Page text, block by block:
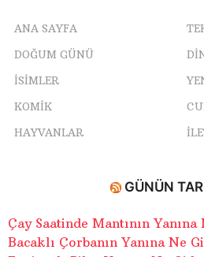
ANA SAYFA
DOĞUM GÜNÜ
ISIMLER
KOMIK
HAYVANLAR
GÜNÜN
Çay Saatinde Mantının Yanına
Bacaklı Çorbanın Yanına Ne